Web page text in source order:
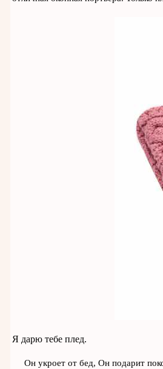
Я дарю тебе плед.
Он укроет от бед, Он подарит